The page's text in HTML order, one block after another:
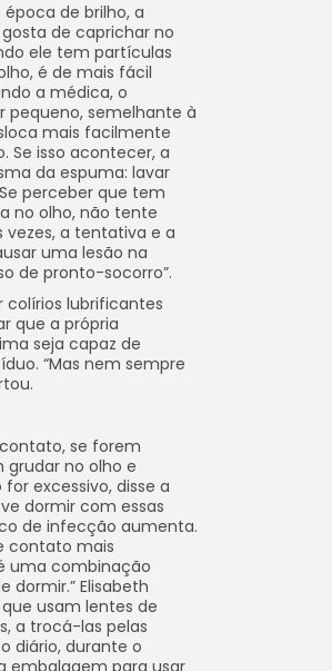
de brilho, a
de caprichar no
ele tem partículas
é de mais fácil
a médica, o
pequeno, semelhante à
mais facilmente
Se isso acontecer, a
da espuma: lavar
perceber que tem
no olho, não tente
vezes, a tentativa e a
uma lesão na
de pronto-socorro”.
colírios lubrificantes
que a própria
seja capaz de
“Mas nem sempre
se forem
grudar no olho e
excessivo, disse a
dormir com essas
de infecção aumenta.
contato mais
uma combinação
dormir.” Elisabeth
usam lentes de
a trocá-las pelas
diário, durante o
embalagem para usar